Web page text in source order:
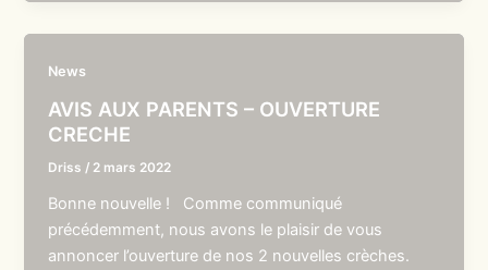
News
AVIS AUX PARENTS – OUVERTURE
CRECHE
Driss / 2 mars 2022
Bonne nouvelle ! Comme communiqué
précédemment, nous avons le plaisir de vous
annoncer l’ouverture de nos 2 nouvelles crèches.